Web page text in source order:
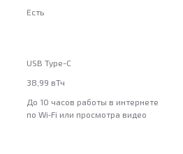
Есть
USB Type-C
38,99 вТч
До 10 часов работы в интернете
по Wi‑Fi или просмотра видео